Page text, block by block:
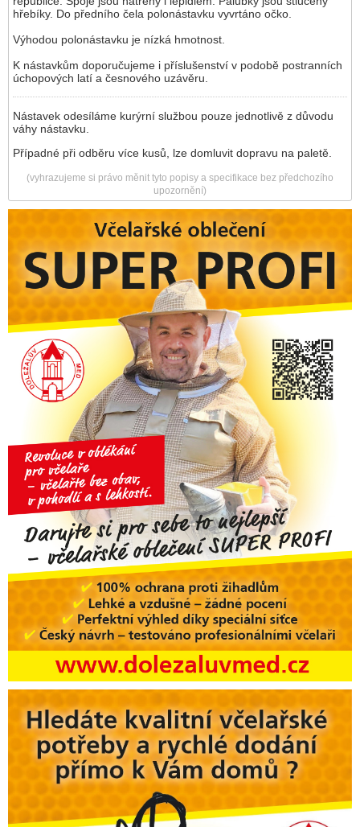
hřebíky. Do předního čela polonástavku vyvrtáno očko.
Výhodou polonástavku je nízká hmotnost.
K nástavkům doporučujeme i příslušenství v podobě postranních
úchopových latí a česnového uzávěru.
Nástavek odesíláme kurýrní službou pouze jednotlivě z důvodu
váhy nástavku.
Případné při odběru více kusů, lze domluvit dopravu na paletě.
(vyhrazujeme si právo měnit tyto popisy a specifikace bez předchozího
upozornění)